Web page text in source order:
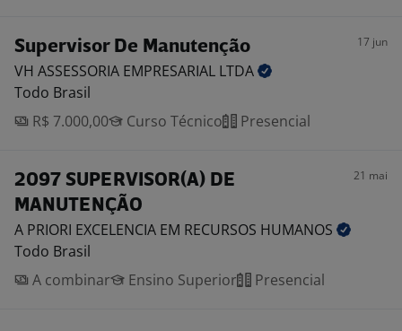
Supervisor De Manutenção 17 jun
VH ASSESSORIA EMPRESARIAL LTDA
Todo Brasil
R$ 7.000,00
Curso Técnico Presencial
2097 SUPERVISOR(A) DE
MANUTENÇÃO
21 mai
A PRIORI EXCELENCIA EM RECURSOS HUMANOS
Todo Brasil
A combinar
Ensino Superior Presencial